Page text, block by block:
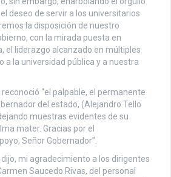
deseo de servir a los universitarios
la disposición de nuestro
con la mirada puesta en
el liderazgo alcanzado en múltiples
a la universidad pública y a nuestra
“el palpable, el permanente
del estado, (Alejandro Tello
muestras evidentes de su
mater. Gracias por el
Señor Gobernador”.
mi agradecimiento a los dirigentes
Saucedo Rivas, del personal